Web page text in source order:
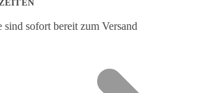
sind sofort bereit zum Versand